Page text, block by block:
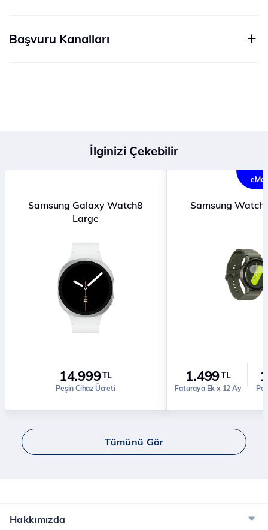
Başvuru Kanalları
İlginizi Çekebilir
Samsung Galaxy Watch8
Large
14.999TL
Peşin Cihaz Ücreti
Samsung Watch
1.499TL
Faturaya Ek x 12 Ay
Tümünü Gör
Hakkımızda